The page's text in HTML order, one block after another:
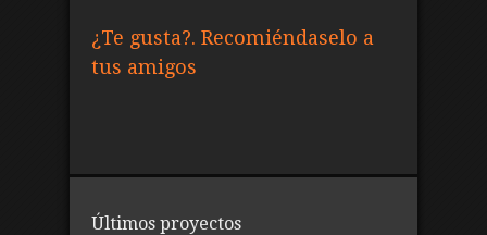
¿Te gusta?. Recomiéndaselo a
tus amigos
Últimos proyectos